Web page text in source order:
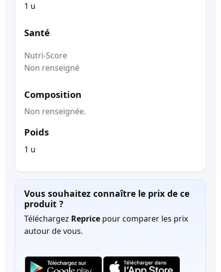
1 u
Santé
Nutri-Score
Non renseigné
Composition
Non renseignée.
Poids
1 u
Vous souhaitez connaître le prix de ce
produit ?
Téléchargez Reprice pour comparer les prix
autour de vous.